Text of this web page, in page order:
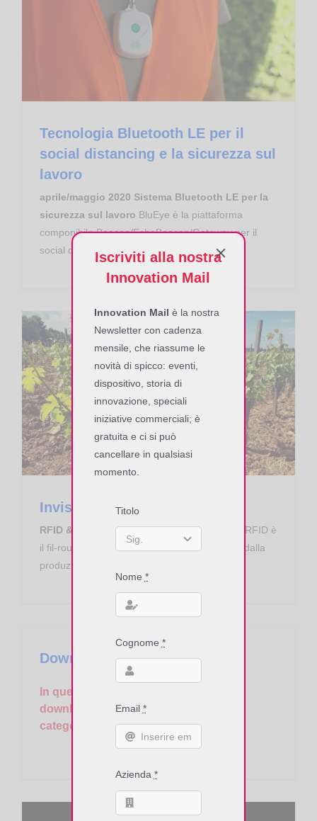
Tecnologia Bluetooth LE per il
social distancing e la sicurezza sul
lavoro
aprile/maggio 2020 Sistema Bluetooth LE per la
sicurezza sul lavoro BluEye è la piattaforma
componibile Beacon/EchoBeacon/Gateway per il
social distancing e la sicurezza sul lavoro...
Invisible Wave – Articolo
RFID & NFC tracciano il vino Collemassari
RFID è
il fil-rouge tecnologico lungo la filiera vinicola, dalla
produzione al consumo...
Download Area
In questa area è possibile effettuare il
download dei seguenti documenti (per
categoria):
Iscriviti alla nostra
Innovation Mail
Innovation Mail è la nostra
Newsletter con cadenza
mensile, che riassume le
novità di spicco: eventi,
dispositivo, storia di
innovazione, speciali
iniziative commerciali; è
gratuita e ci si può
cancellare in qualsiasi
momento.
Titolo
Nome *
Cognome *
Email *
Azienda *